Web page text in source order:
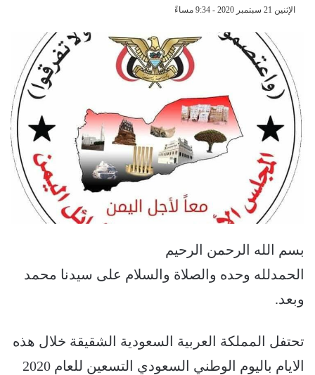
الإثنين 21 سبتمبر 2020 - 9:34 مساءً
بسم الله الرحمن الرحيم
الحمدلله وحده والصلاة والسلام على سيدنا محمد
وبعد.
تحتفل المملكة العربية السعودية الشقيقة خلال هذه
الايام باليوم الوطني السعودي التسعين للعام 2020